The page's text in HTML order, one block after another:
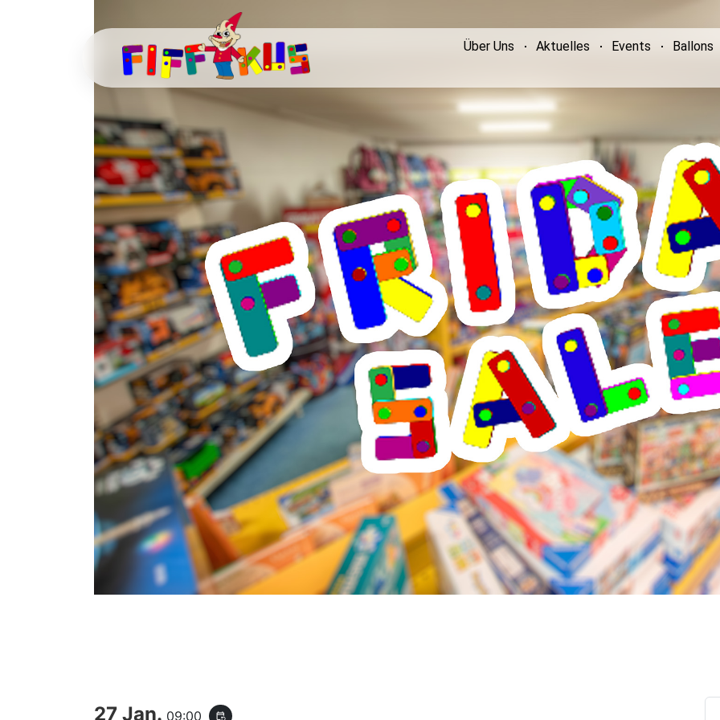
Über Uns Aktuelles Events Ballons
27 Jan. 09:00 event_repeat